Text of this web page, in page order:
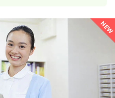
）
給22万円以上可
詳細を見る
NEW